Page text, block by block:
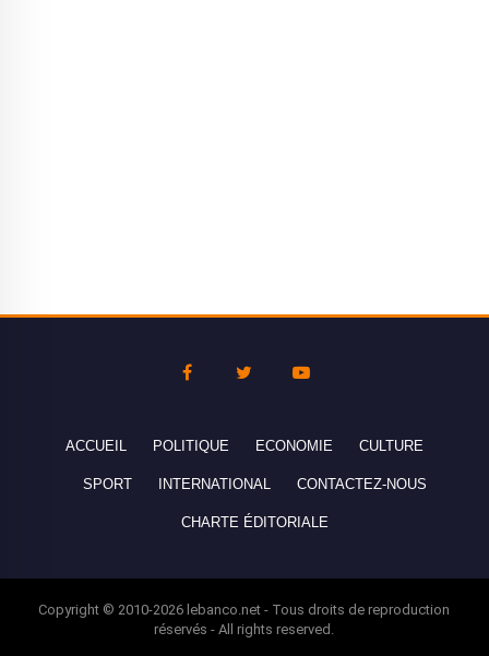
ACCUEIL POLITIQUE ECONOMIE CULTURE
SPORT INTERNATIONAL CONTACTEZ-NOUS
CHARTE ÉDITORIALE
Copyright © 2010-2026 lebanco.net - Tous droits de reproduction
réservés - All rights reserved.